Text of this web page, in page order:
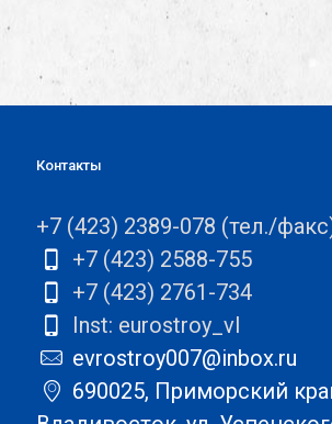
Контакты
+7 (423) 2389-078 (тел./
+7 (423) 2588-755
+7 (423) 2761-734
Inst: eurostroy_vl
evrostroy007@inbox.ru
690025, Приморский